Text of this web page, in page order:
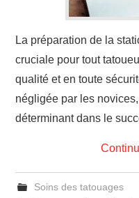
La préparation de la
cruciale pour tout
qualité et en toute
négligée par les
déterminant dans le
Soins des tatouages